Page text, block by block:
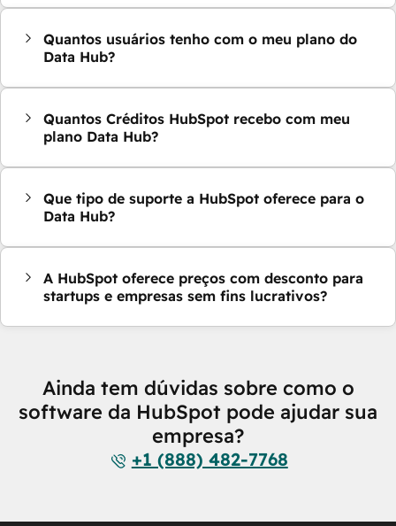
Quantos usuários tenho com o meu plano do
Data Hub?
Quantos Créditos HubSpot recebo com meu
plano Data Hub?
Que tipo de suporte a HubSpot oferece para o
Data Hub?
A HubSpot oferece preços com desconto para
startups e empresas sem fins lucrativos?
Ainda tem dúvidas sobre como o
software da HubSpot pode ajudar sua
empresa?
+1 (888) 482-7768